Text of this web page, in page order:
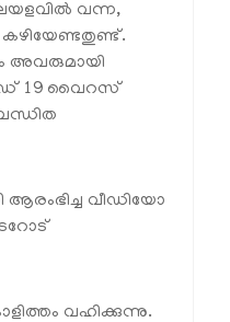
വന്ന,
അവരുമായി
19 വൈറസ്
ആരംഭിച്ച വീഡിയോ
വഹിക്കുന്നു.